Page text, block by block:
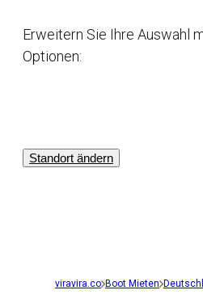
Erweitern Sie Ihre Auswahl
Optionen:
Standort ändern
viravira.co Boot Mieten